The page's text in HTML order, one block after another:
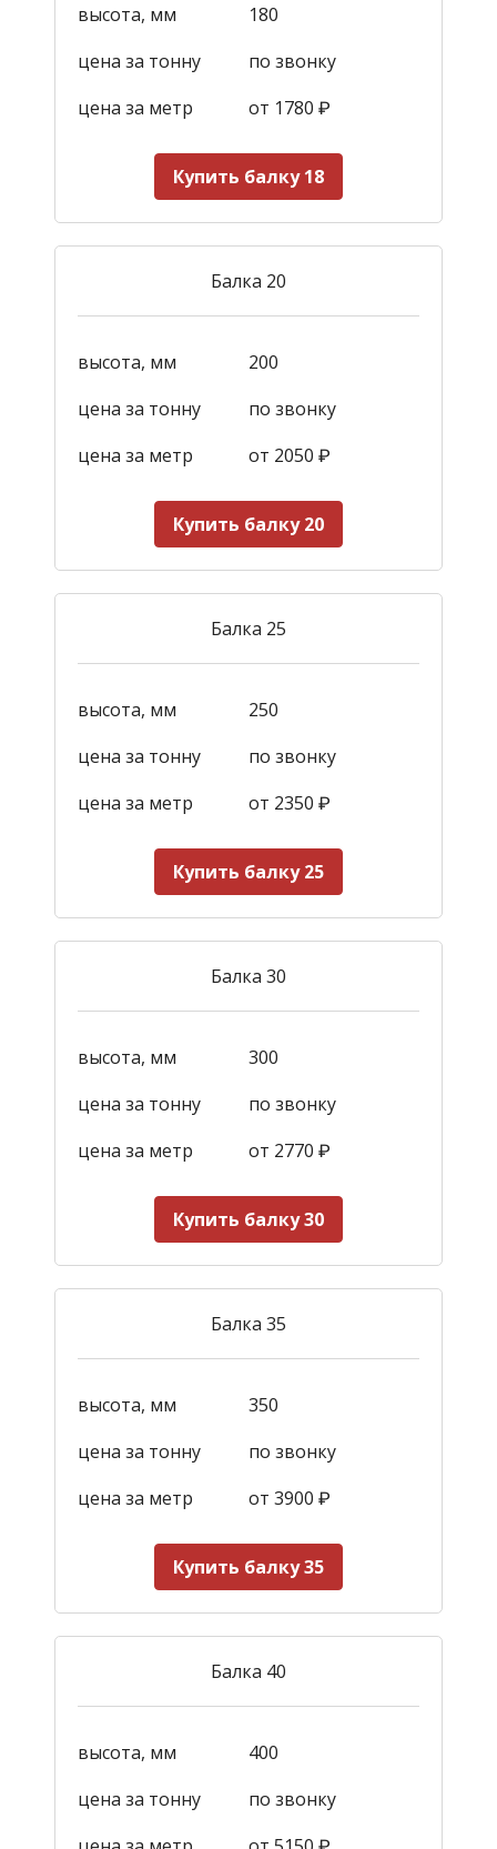
высота, мм
180
цена за тонну
по звонку
цена за метр
от 1780 ₽
Купить балку 18
Балка 20
высота, мм
200
цена за тонну
по звонку
цена за метр
от 2050 ₽
Купить балку 20
Балка 25
высота, мм
250
цена за тонну
по звонку
цена за метр
от 2350 ₽
Купить балку 25
Балка 30
высота, мм
300
цена за тонну
по звонку
цена за метр
от 2770 ₽
Купить балку 30
Балка 35
высота, мм
350
цена за тонну
по звонку
цена за метр
от 3900 ₽
Купить балку 35
Балка 40
высота, мм
400
цена за тонну
по звонку